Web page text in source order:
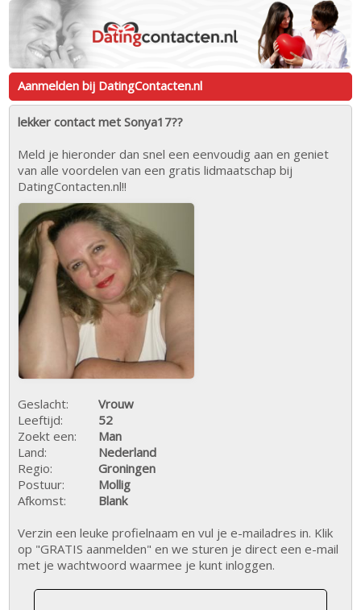
Aanmelden bij DatingContacten.nl
lekker contact met Sonya17??
Meld je hieronder dan snel een eenvoudig aan en geniet
van alle voordelen van een gratis lidmaatschap bij
DatingContacten.nl!!
Geslacht:
Vrouw
Leeftijd:
52
Zoekt een:
Man
Land:
Nederland
Regio:
Groningen
Postuur:
Mollig
Afkomst:
Blank
Verzin een leuke profielnaam en vul je e-mailadres in. Klik
op "GRATIS aanmelden" en we sturen je direct een e-mail
met je wachtwoord waarmee je kunt inloggen.